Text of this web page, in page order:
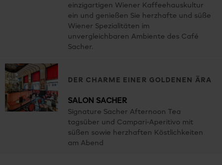
einzigartigen Wiener Kaffeehauskultur
ein und genießen Sie herzhafte und süße
Wiener Spezialitäten im
unvergleichbaren Ambiente des Café
Sacher.
DER CHARME EINER GOLDENEN ÄRA
SALON SACHER
Signature Sacher Afternoon Tea
tagsüber und Campari-Aperitivo mit
süßen sowie herzhaften Köstlichkeiten
am Abend